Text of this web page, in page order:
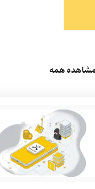
همه